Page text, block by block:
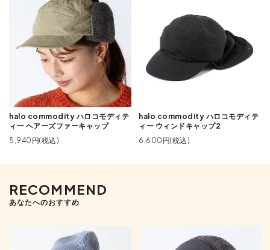
halo commodity ハロコモディテ
ィー ヘアーズファーキャップ
5,940円(税込)
halo commodity ハロコモディテ
ィー ウィンドキャップ2
6,600円(税込)
RECOMMEND
あなたへのおすすめ